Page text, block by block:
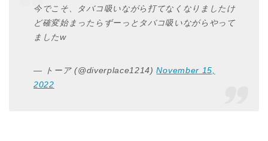
今でこそ、タバコ吸いながら打てなくなりましたけ
ど確変始まったらずーっとタバコ吸いながらやって
ましたw
— トーア (@diverplace1214)November 15,
2022